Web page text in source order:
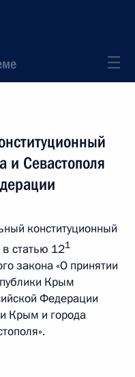
и Севастополя
конституционный
статью 121
закона «О принятии
Крым
Федерации
Крым и города